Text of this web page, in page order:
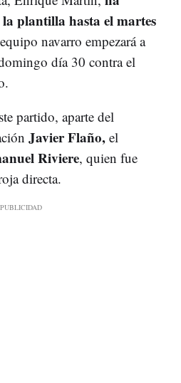
la plantilla hasta el martes
navarro empezará a
día 30 contra el
partido, aparte del
Javier Flaño, el
Riviere, quien fue
directa.